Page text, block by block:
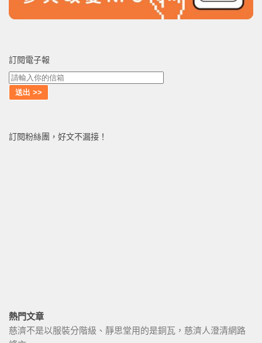
訂閱電子報
訂閱粉絲團，好文不漏接！
熱門文章
慈濟不是以服裝分階級、靜思堂用的是銅瓦，慈濟人澄清網路